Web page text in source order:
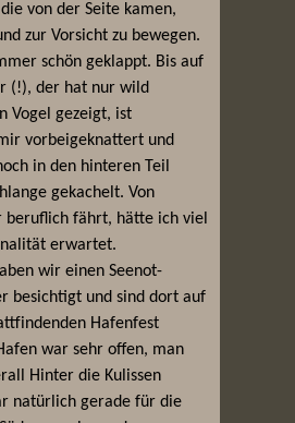
von der Seite kamen,
zur Vorsicht zu bewegen.
schön geklappt. Bis auf
(!), der hat nur wild
Vogel gezeigt, ist
vorbeigeknattert und
in den hinteren Teil
gekachelt. Von
beruflich fährt, hätte ich viel
erwartet.
wir einen Seenot-
besichtigt und sind dort auf
Hafenfest
war sehr offen, man
Hinter die Kulissen
natürlich gerade für die